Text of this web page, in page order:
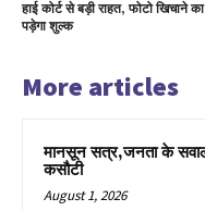
हाई कोर्ट से बड़ी राहत, फोटो खिचाने
पड़ेगा शुल्क
More articles
मानसून सत्र,जनता के
कसौटी
August 1, 2026